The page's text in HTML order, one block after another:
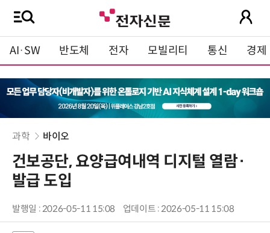
AI·SW 반도체 전자 모빌리티 통신 경제
과학 바이오
건보공단, 요양급여내역 디지털 열람·
발급 도입
발행일 : 2026-05-11 15:08 업데이트 : 2026-05-11 15:08